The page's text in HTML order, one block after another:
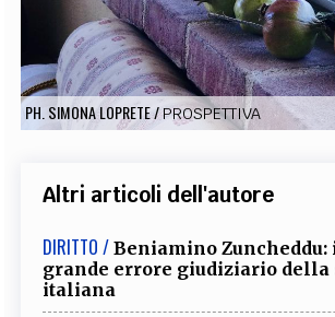
SOCIAL MEDIA
PH. SIMONA LOPRETE/PROSPETTIVA
Altri articoli dell'autore
DIRITTO / Beniamino Zuncheddu:
grande errore giudiziario della
italiana